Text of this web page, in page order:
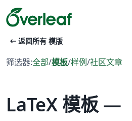
arrow_left_alt 返回所有 模版
筛选器:全部/模板/样例/社区文章
LaTeX 模板 —